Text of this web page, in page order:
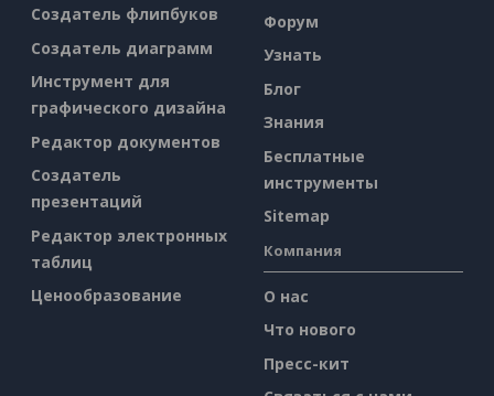
Создатель флипбуков
Создатель диаграмм
Инструмент для
графического дизайна
Редактор документов
Создатель
презентаций
Редактор электронных
таблиц
Ценообразование
Форум
Узнать
Блог
Знания
Бесплатные
инструменты
Sitemap
Компания
О нас
Что нового
Пресс-кит